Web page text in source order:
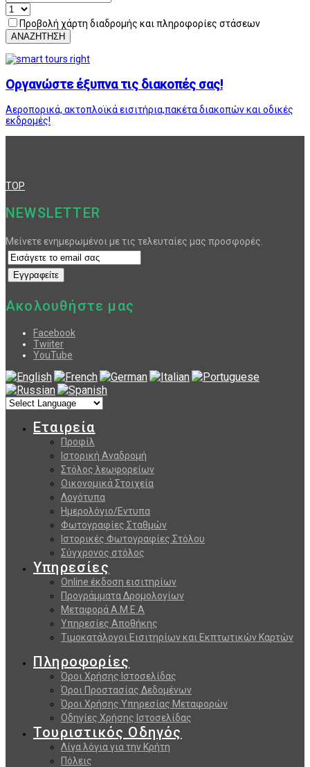
Προβολή χάρτη διαδρομής και πληροφορίες στάσεων
ΑΝΑΖΗΤΗΣΗ
Οργανώστε έξυπνα τις διακοπές σας!
Αεροπορικά, ακτοπλοϊκά εισιτήρια,πακέτα διακοπών και οδικές
εκδρομές!
TOP
NEWSLETTER
Μείνετε ενημερωμένοι με τις τελευταίες μας προσφορές.
Ακολουθήστε μας
Facebook
Twiiter
YouTube
Εταιρεία
Προφίλ
Ιστορική Αναδρομή
Στόλος λεωφορείων
Οικονομικά Στοιχεία
Λογότυπα
Ημερολόγιο/Εντυπα
Φωτογραφίες Σταθμών
Ιστορικές Φωτογραφίες Στόλου
Σύγχρονος στόλος
Υπηρεσίες
Online έκδοση εισιτηρίων
Προγράμματα Δρομολογίων
Μεταφορά Α.Μ.Ε.Α
Υπηρεσίες Αποθήκης
Τιμοκατάλογοι Εισιτηρίων και Εκπτωτικών Καρτών
Πληροφορίες
Όροι Χρήσης Ιστοσελίδας
Όροι Προστασίας Δεδομένων
Όροι Χρήσης Υπηρεσίας Μεταφορών
Οδηγίες Χρήσης Ιστοσελίδας
Τουριστικός Οδηγός
Λίγα λόγια για την Κρήτη
Πόλεις